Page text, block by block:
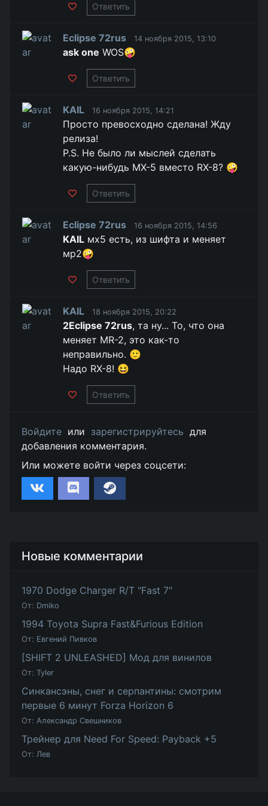
Ответить
Eclipse 72rus 14 ноября 2015, 13:10
ask one WOS🤪
Ответить
KAIL 16 ноября 2015, 14:21
Просто превосходно сделана! Жду
релиза!
P.S. Не было ли мыслей сделать
какую-нибудь MX-5 вместо RX-8? 🤪
Ответить
Eclipse 72rus 16 ноября 2015, 14:56
KAIL мх5 есть, из шифта и меняет
мр2🤪
Ответить
KAIL 18 ноября 2015, 20:22
2Eclipse 72rus, та ну... То, что она
меняет MR-2, это как-то
неправильно. 🙂
Надо RX-8! 😆
Ответить
Войдите или зарегистрируйтесь для
добавления комментария.
Или можете войти через соцсети:
Новые комментарии
1970 Dodge Charger R/T "Fast 7"
От: Dmiko
1994 Toyota Supra Fast&Furious Edition
От: Евгений Пивков
[SHIFT 2 UNLEASHED] Мод для винилов
От: Tyler
Синкансэны, снег и серпантины: смотрим
первые 6 минут Forza Horizon 6
От: Александр Свешников
Трейнер для Need For Speed: Payback +5
От: Лев